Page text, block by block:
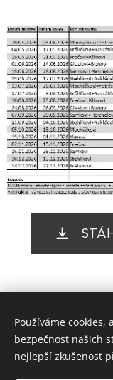
Používáme
bezpečnost našich
nejlepší zkušenost